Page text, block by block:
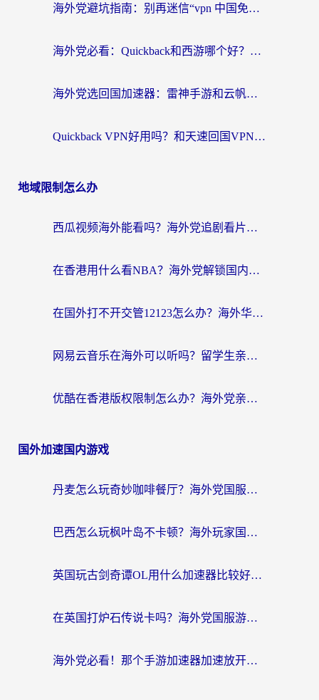
海外党避坑指南：别再迷信“vpn 中国免费”，选对回国加速器才能无缝刷国内资源
海外党必看：Quickback和西游哪个好？3个维度教你选对回国加速器
海外党选回国加速器：雷神手游和云帆哪个好？附3组对比+避坑指南
Quickback VPN好用吗？和天速回国VPN对比哪个回国效果更好？海外党必看的真实体验指南
地域限制怎么办
西瓜视频海外能看吗？海外党追剧看片的终极解决方案来了
在香港用什么看NBA？海外党解锁国内体育直播的终极攻略
在国外打不开交管12123怎么办？海外华人必看的回国加速全攻略
网易云音乐在海外可以听吗？留学生亲测有效的回国加速方案
优酷在香港版权限制怎么办？海外党亲测有效的追剧加速方案
国外加速国内游戏
丹麦怎么玩奇妙咖啡餐厅？海外党国服游戏加速全攻略（附灌篮高手元气骑士实测）
巴西怎么玩枫叶岛不卡顿？海外玩家国服游戏加速器终极指南（含战双野兽领主提速秘籍）
英国玩古剑奇谭OL用什么加速器比较好？留学生亲测有效的国服游戏加速指南
在英国打炉石传说卡吗？海外党国服游戏不卡顿的终极指南
海外党必看！那个手游加速器加速放开那三国3最好？一篇解决国服游戏卡顿难题